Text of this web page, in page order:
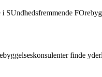
SUndhedsfremmende
finde